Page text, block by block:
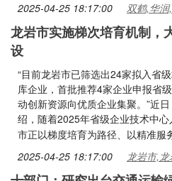
2025-04-25 18:17:00 双鹤,华
龙岩市实施梯次培育机制，
设
“目前龙岩市已筛选出24家拟入省
库企业，首批推荐4家企业申报省
动创新资源向优质企业集聚。”近
绍，随着2025年省级企业技术中
市正以梯度培育为路径、以精准服
2025-04-25 18:17:00 龙岩市,